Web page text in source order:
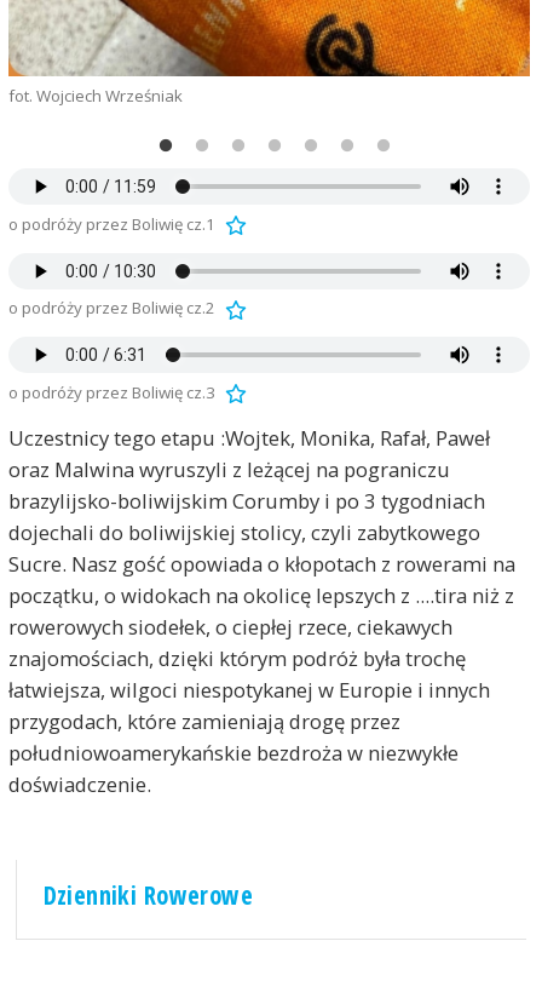
fot. Wojciech Wrześniak
o podróży przez Boliwię cz.1
o podróży przez Boliwię cz.2
o podróży przez Boliwię cz.3
Uczestnicy tego etapu :Wojtek, Monika, Rafał, Paweł
oraz Malwina wyruszyli z leżącej na pograniczu
brazylijsko-boliwijskim Corumby i po 3 tygodniach
dojechali do boliwijskiej stolicy, czyli zabytkowego
Sucre. Nasz gość opowiada o kłopotach z rowerami na
początku, o widokach na okolicę lepszych z ....tira niż z
rowerowych siodełek, o ciepłej rzece, ciekawych
znajomościach, dzięki którym podróż była trochę
łatwiejsza, wilgoci niespotykanej w Europie i innych
przygodach, które zamieniają drogę przez
południowoamerykańskie bezdroża w niezwykłe
doświadczenie.
Dzienniki Rowerowe